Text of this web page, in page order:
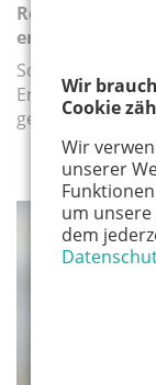
Wir
Cookie
Wir
unserer
um
dem
Rechtsfragen
entscheiden
Sorgerecht,
gesetzliche